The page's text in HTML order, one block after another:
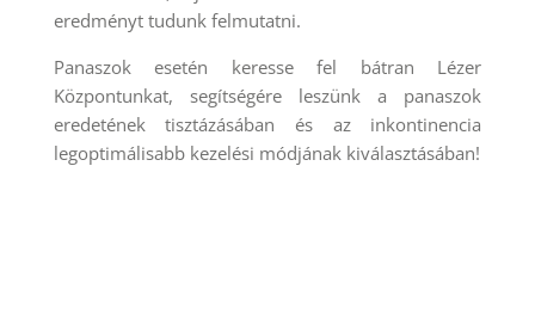
eredményt tudunk felmutatni.
Panaszok esetén keresse fel bátran Lézer
Központunkat, segítségére leszünk a panaszok
eredetének tisztázásában és az inkontinencia
legoptimálisabb kezelési módjának kiválasztásában!